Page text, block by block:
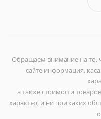
Обращаем внимание на то,
сайте информация,
а также стоимости
характер, и ни при каких